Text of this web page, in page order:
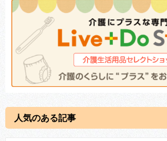
人気のある記事